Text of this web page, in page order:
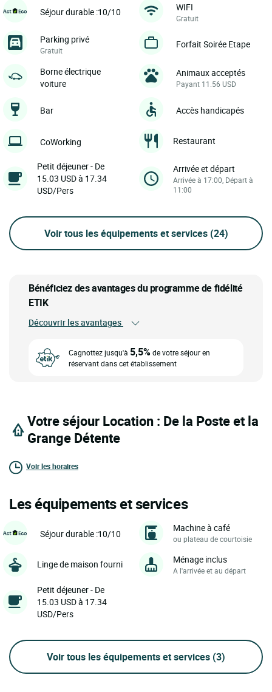
Séjour durable :10/10 WIFI
Gratuit
Parking privé
Gratuit
Forfait Soirée Etape
Borne électrique
voiture
Animaux acceptés
Payant 11.56 USD
Bar Accès handicapés
CoWorking Restaurant
Petit déjeuner - De
15.03 USD à 17.34
USD/Pers
Arrivée et départ
Arrivée à 17:00, Départ à
11:00
Voir tous les équipements et services (24)
Bénéficiez des avantages du programme de fidélité
ETIK
Découvrir les avantages
Cagnottez jusqu'à 5,5%de votre séjour en
réservant dans cet établissement
Votre séjour Location : De la Poste et la
Grange Détente
Voir les horaires
Les équipements et services
Séjour durable :10/10
Machine à café
ou plateau de courtoisie
Linge de maison fourni Ménage inclus
A l'arrivée et au départ
Petit déjeuner - De
15.03 USD à 17.34
USD/Pers
Voir tous les équipements et services (3)